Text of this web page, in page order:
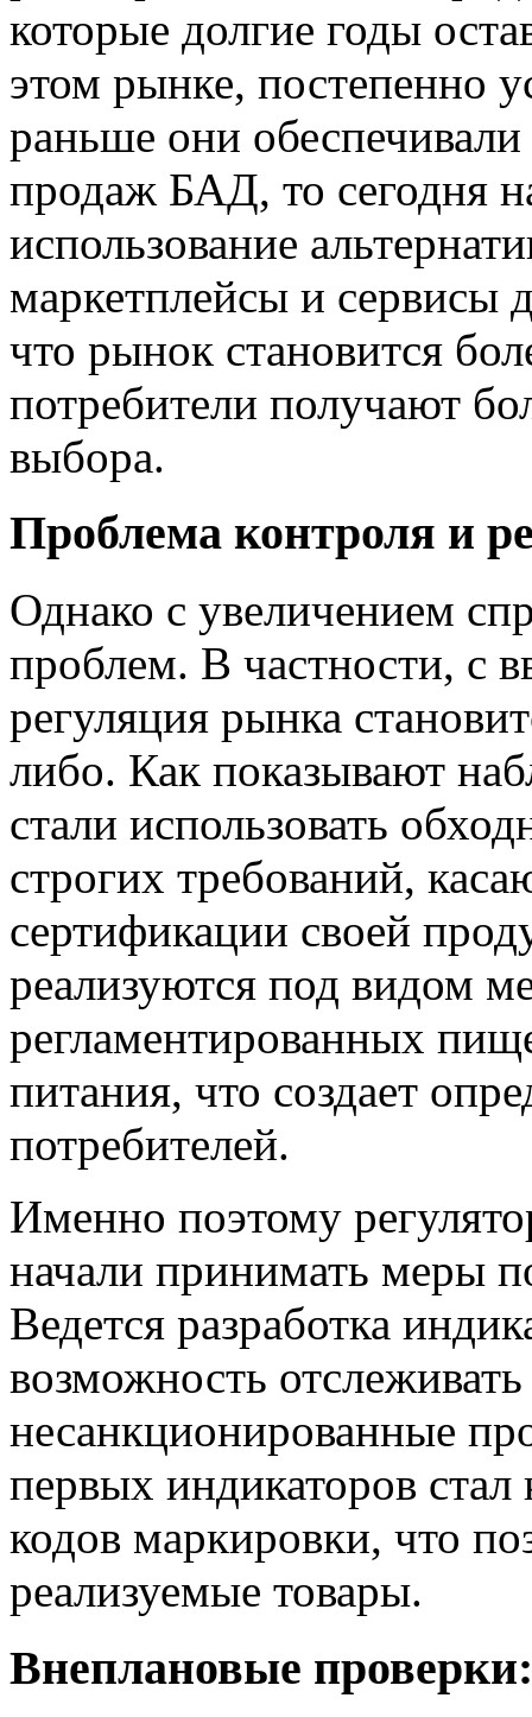
которые долгие годы
этом рынке, постепенно
раньше они
продаж БАД, то сегодня
использование
маркетплейсы и сервисы
что рынок становится
потребители получают
выбора.
Проблема контроля и
Однако с увеличением
проблем. В частности, с
регуляция рынка
либо. Как показывают
стали использовать
строгих требований,
сертификации своей
реализуются под видом
регламентированных
питания, что создает
потребителей.
Именно поэтому
начали принимать меры
Ведется разработка
возможность
несанкционированные
первых индикаторов
кодов маркировки, что
реализуемые товары.
Внеплановые